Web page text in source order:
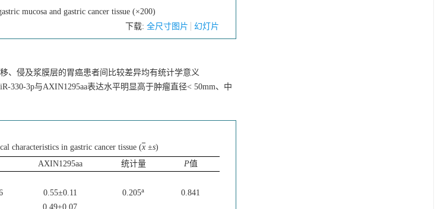
mucosa and gastric cancer tissue (×200)
下载: 全尺寸图片 幻灯片
、侵及浆膜层的胃癌患者间比较差异均有统计学意义
3p与AXIN1295aa表达水平明显高于肿瘤直径< 50mm、中
characteristics in gastric cancer tissue (x ±s)
AXIN1295aa 统计量 P值
0.55±0.11 0.205a
0.841
0.49±0.07